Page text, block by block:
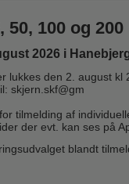
50, 100 og
2026 i
lukkes den 2. august
skjern.skf@gm
tilmelding af
der evt. kan ses på
blandt